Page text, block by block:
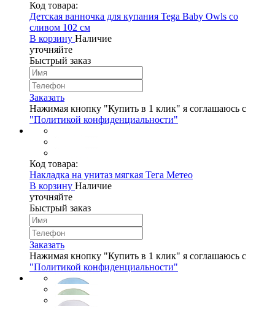
Код товара:
Детская ванночка для купания Tega Baby Owls со
сливом 102 см
В корзину Наличие
уточняйте
Быстрый заказ
Заказать
Нажимая кнопку "Купить в 1 клик" я соглашаюсь с
"Политикой конфиденциальности"
Код товара:
Накладка на унитаз мягкая Тега Mетео
В корзину Наличие
уточняйте
Быстрый заказ
Заказать
Нажимая кнопку "Купить в 1 клик" я соглашаюсь с
"Политикой конфиденциальности"